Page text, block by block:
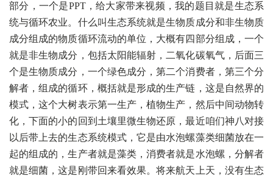
部分，一个是PPT，给大家带来视频，我的题目就是生态系
统与循环农业。什么叫生态系统就是生物质成分和非生物质
成分组成的物质循环流动的单位，大概有四部分组成，一个
就是非生物成分，包括太阳能辐射，二氧化碳氧气，后面三
个是生物质成分，一个绿色成分，第二个消费者，第三个分
解者，组成的循环，概括就是形成的生产链，这是自然界的
模式，这个大树表示第一生产，植物生产，然后中间动物转
化，下面的小的回到土壤里微生物还原，最近咱们神八对接
以后带上去的生态系统模式，它是由水泡螺藻类细菌放在一
起的组成的，生产者就是藻类，消费者就是水泡螺，分解者
就是细菌，这是刚带回来看效果。将来航天上天，没有生态